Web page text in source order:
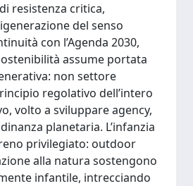
resistenza critica,
del senso
con l’Agenda 2030,
assume portata
non settore
regolativo dell’intero
volto a sviluppare agency,
planetaria. L’infanzia
privilegiato: outdoor
alla natura sostengono
infantile, intrecciando